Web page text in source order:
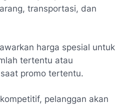
transportasi, dan
harga spesial untuk
tertentu atau
promo tertentu.
pelanggan akan